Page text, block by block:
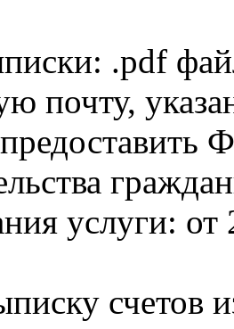
.pdf
почту,
услуги: от
счетов